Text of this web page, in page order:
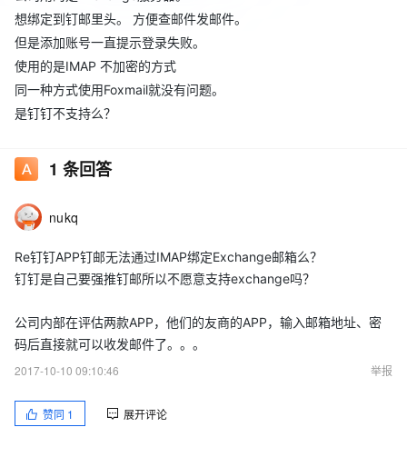
想绑定到钉邮里头。 方便查邮件发邮件。
但是添加账号一直提示登录失败。
使用的是IMAP 不加密的方式
同一种方式使用Foxmail就没有问题。
是钉钉不支持么？
1 条回答
nukq
Re钉钉APP钉邮无法通过IMAP绑定Exchange邮箱么？
钉钉是自己要强推钉邮所以不愿意支持exchange吗？
公司内部在评估两款APP，他们的友商的APP，输入邮箱地址、密
码后直接就可以收发邮件了。。。
2017-10-10 09:10:46
举报
赞同 1 展开评论